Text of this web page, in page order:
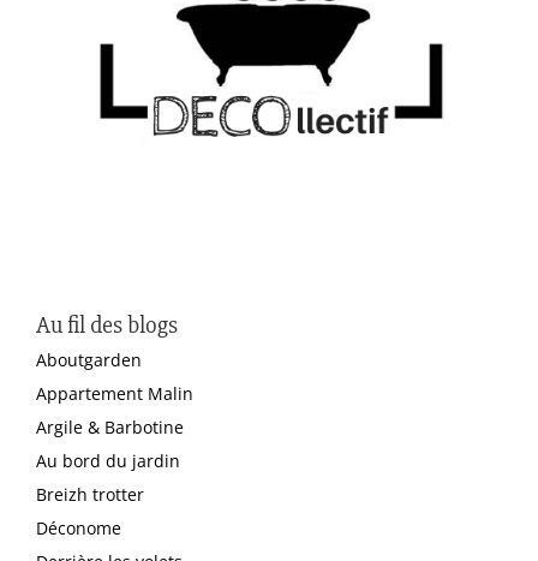
Au fil des blogs
Aboutgarden
Appartement Malin
Argile & Barbotine
Au bord du jardin
Breizh trotter
Déconome